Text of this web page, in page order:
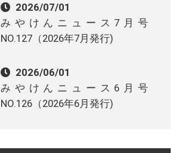
2026/07/01
みやけんニュース7月号
NO.127（2026年7月発行)
2026/06/01
みやけんニュース6月号
NO.126（2026年6月発行)